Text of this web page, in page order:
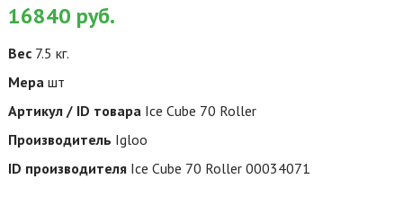
16840 руб.
Вес 7.5 кг.
Мера шт
Артикул / ID товара Ice Cube 70 Roller
Производитель Igloo
ID производителя Ice Cube 70 Roller 00034071